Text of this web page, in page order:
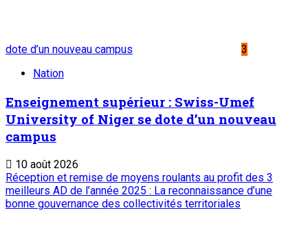
dote d’un nouveau campus
3
Nation
Enseignement supérieur : Swiss-Umef
University of Niger se dote d’un nouveau
campus
10 août 2026
Réception et remise de moyens roulants au profit des 3
meilleurs AD de l’année 2025 : La reconnaissance d’une
bonne gouvernance des collectivités territoriales